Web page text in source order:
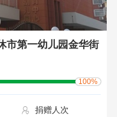
市第一幼儿园金华街
100%
捐赠人次